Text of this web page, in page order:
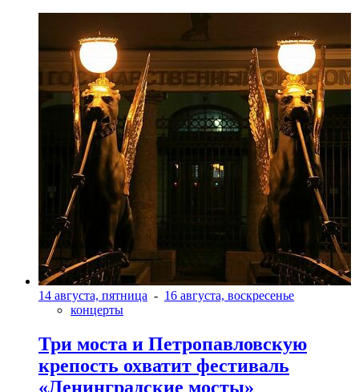
14 августа, пятница - 16 августа, воскресенье
концерты
Три моста и Петропавловскую
крепость охватит фестиваль
«Ленинградские мосты»